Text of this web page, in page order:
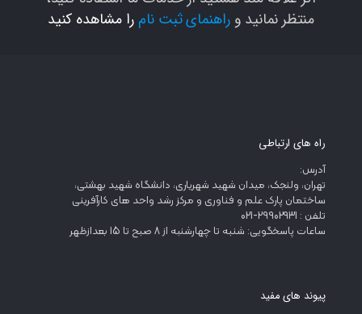
منتظر نمانید و راهنمای ثبت نام را مشاهده کنید
راه های ارتباطی
آدرس:
تهران، ولنجک، میدان شهید شهریاری، دانشگاه شهید بهشتی،
ساختمان پارک علم و فناوری و مرکز رشد واحد های کارآفرینی
تلفن : 29902931-021
ساعات پاسخگویی: شنبه تا چهارشنبه از 8 صبح تا 15 بعدازظهر
پیوند های مفید